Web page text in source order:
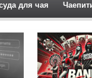
для чая